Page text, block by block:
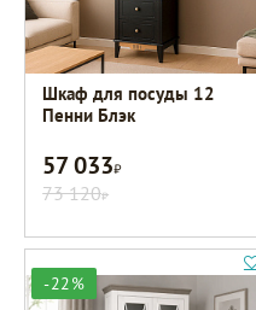
Шкаф для посуды 12
Пенни Блэк
57 033Р
73 120Р
-22%